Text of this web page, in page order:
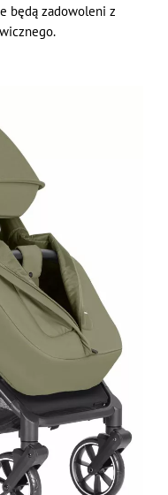
będą zadowoleni z